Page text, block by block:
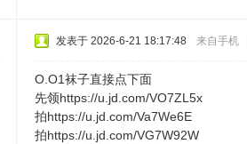
发表于 2026-6-21 18:17:48 来自手机
O.O1袜子直接点下面
先领https://u.jd.com/VO7ZL5x
拍https://u.jd.com/Va7We6E
拍https://u.jd.com/VG7W92W